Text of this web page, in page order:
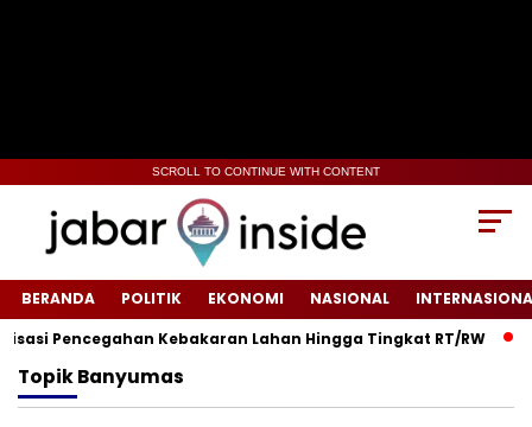
SCROLL TO CONTINUE WITH CONTENT
BERANDA POLITIK EKONOMI NASIONAL
Pencegahan Kebakaran Lahan Hingga Tingkat RT/RW‎
TopikBanyumas